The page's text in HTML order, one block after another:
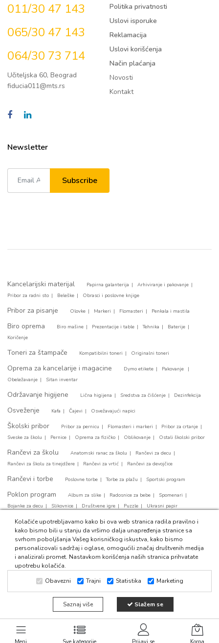
011/30 47 143
065/30 47 143
064/30 73 714
Učiteljska 60, Beograd
fiducia011@mts.rs
Politika privatnosti
Uslovi isporuke
Reklamacija
Uslovi korišćenja
Način plaćanja
Novosti
Kontakt
Newsletter
Subscribe
Kancelarijski materijal Papirna galanterija
Arhiviranje i pakovanje
Pribor za radni sto
Beleške Obrasci i poslovne knjige
Pribor za pisanje Olovke Markeri Flomasteri Penkala i mastila
Biro oprema Biro mašine Prezentacije i table Tehnika
Baterije
Koričenje
Toneri za štampače Kompatibilni toneri Originalni toneri
Oprema za kancelarije i magacine Dymo etikete
Pakovanje
Obeležavanje
Sitan inventar
Održavanje higijene Lična higijena Sredstva za čišćenje Dezinfekcija
Osveženje Kafa Čajevi Osvežavajući napici
Školski pribor Pribor za pernicu Flomasteri i markeri
Pribor za crtanje
Sveske za školu
Pernice Oprema za fizičko Oblikovanje Ostali školski pribor
Rančevi za školu Anatomski ranac za školu
Rančevi za decu
Rančevi za školu za tinejdžere
Rančevi za vrtić Rančevi za devojčice
Rančevi i torbe Poslovne torbe Torbe za plažu Sportski program
Poklon program Album za slike Radosnice za bebe
Spomenari
Bojanke za decu
Slikovnice Društvene igre Puzzle Ukrasni papir
Party program Papirni tanjirići Svećice za tortu
Party salvete
Baloni za rodjendan
Ukrasne kese
© 2024 Fiducia011. Sva prava zadržana. Web development:
by Global Webmasters -Izrada internet prodavnice
www.wbsdigital.com
Kolačiće upotrebljavamo kako bi ova web stranica radila pravilno i
kako bismo bili u stanju da vršimo dalja unapređenja stranice sa
svrhom poboljšanja Vašeg korisničkog iskustva, kako bismo
personalizovali sadržaj i oglase, omogućili značaj društvenih medija
i analizirali promet. Nastavkom korišćenja naših stranica prihvatate
upotrebu kolačića.
Obavezni
Trajni Statistika Marketing
Saznaj više Slažem se